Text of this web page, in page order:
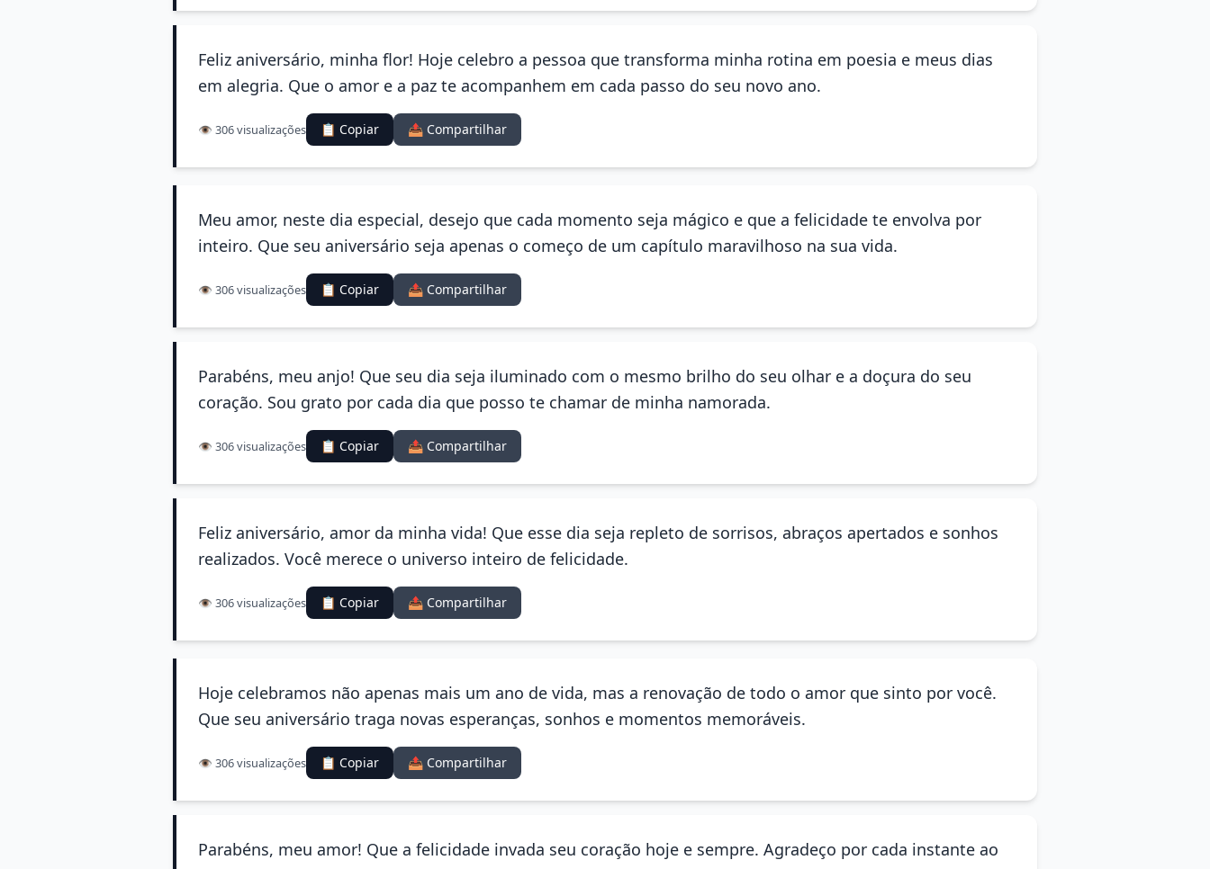
Feliz aniversário, minha flor! Hoje celebro a pessoa que transforma minha rotina em poesia e meus dias
em alegria. Que o amor e a paz te acompanhem em cada passo do seu novo ano.
👁️ 306 visualizações 📋 Copiar 📤 Compartilhar
Meu amor, neste dia especial, desejo que cada momento seja mágico e que a felicidade te envolva por
inteiro. Que seu aniversário seja apenas o começo de um capítulo maravilhoso na sua vida.
👁️ 306 visualizações 📋 Copiar 📤 Compartilhar
Parabéns, meu anjo! Que seu dia seja iluminado com o mesmo brilho do seu olhar e a doçura do seu
coração. Sou grato por cada dia que posso te chamar de minha namorada.
👁️ 306 visualizações 📋 Copiar 📤 Compartilhar
Feliz aniversário, amor da minha vida! Que esse dia seja repleto de sorrisos, abraços apertados e sonhos
realizados. Você merece o universo inteiro de felicidade.
👁️ 306 visualizações 📋 Copiar 📤 Compartilhar
Hoje celebramos não apenas mais um ano de vida, mas a renovação de todo o amor que sinto por você.
Que seu aniversário traga novas esperanças, sonhos e momentos memoráveis.
👁️ 306 visualizações 📋 Copiar 📤 Compartilhar
Parabéns, meu amor! Que a felicidade invada seu coração hoje e sempre. Agradeço por cada instante ao